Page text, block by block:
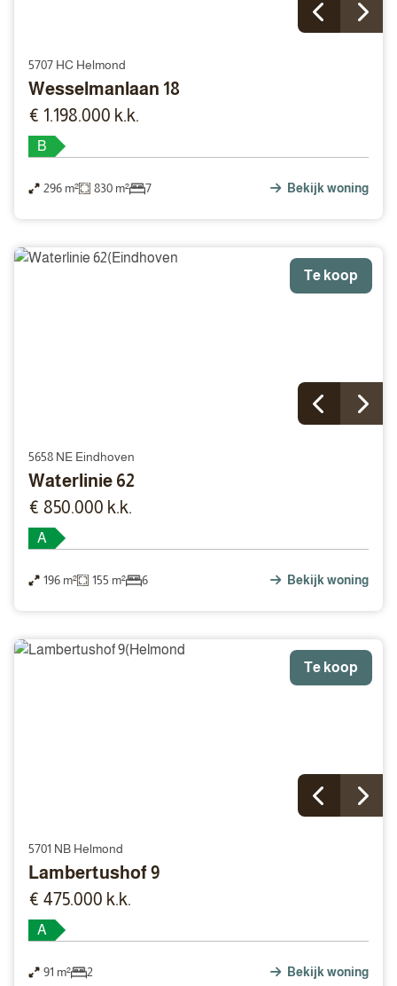
5707 HC Helmond
Wesselmanlaan 18
€ 1.198.000 k.k.
B
296 m² 830 m² 7 Bekijk woning
Te koop
5658 NE Eindhoven
Waterlinie 62
€ 850.000 k.k.
A
196 m² 155 m² 6 Bekijk woning
Te koop
5701 NB Helmond
Lambertushof 9
€ 475.000 k.k.
A
91 m² 2 Bekijk woning